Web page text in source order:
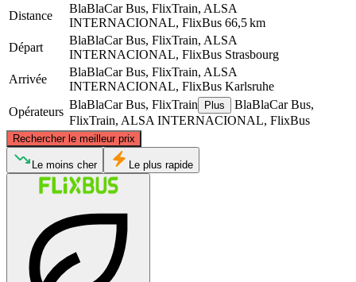
Distance
BlaBlaCar Bus, FlixTrain, ALSA
INTERNACIONAL, FlixBus 66,5 km
Départ
BlaBlaCar Bus, FlixTrain, ALSA
INTERNACIONAL, FlixBus Strasbourg
Arrivée
BlaBlaCar Bus, FlixTrain, ALSA
INTERNACIONAL, FlixBus Karlsruhe
Opérateurs
BlaBlaCar Bus, FlixTrain Plus
BlaBlaCar Bus,
FlixTrain, ALSA INTERNACIONAL, FlixBus
Rechercher le meilleur prix
©CARTO, ©OpenStreetMapcontributors
Le moins cher Le plus rapide